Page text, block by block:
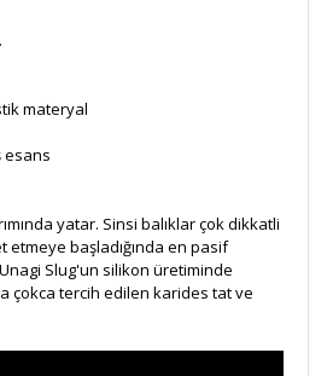
materyal
esans
yatar. Sinsi balıklar çok dikkatli
başladığında en pasif
Slug'un silikon üretiminde
çokca tercih edilen karides tat ve